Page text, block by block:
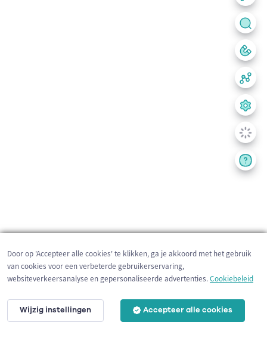
200 m
Door op 'Accepteer alle cookies' te klikken, ga je akkoord met het gebruik
van cookies voor een verbeterde gebruikerservaring,
websiteverkeersanalyse en gepersonaliseerde advertenties.Cookiebeleid
Wijzig instellingen Accepteer alle cookies